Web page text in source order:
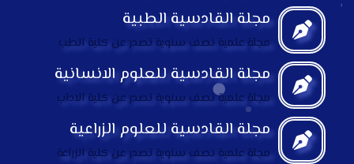
مجلة القادسية الطبية
مجلة علمية نصف سنوية تصدر عن كلية الطب
مجلة القادسية للعلوم الانسانية
مجلة علمية نصف سنوية تصدر عن كلية الاداب
مجلة القادسية للعلوم الزراعية
مجلة علمية نصف سنوية تصدر عن كلية الزراعة